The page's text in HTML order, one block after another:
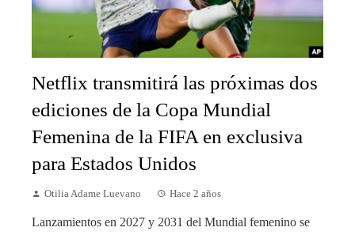
Netflix transmitirá las próximas dos
ediciones de la Copa Mundial
Femenina de la FIFA en exclusiva
para Estados Unidos
Otilia Adame Luevano Hace 2 años
Lanzamientos en 2027 y 2031 del Mundial femenino se